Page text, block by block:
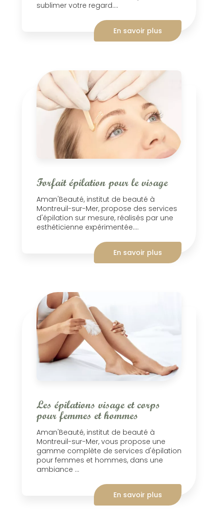
sublimer votre regard....
En savoir plus
Forfait épilation pour le visage
Aman'Beauté, institut de beauté à
Montreuil-sur-Mer, propose des services
d'épilation sur mesure, réalisés par une
esthéticienne expérimentée....
En savoir plus
Les épilations visage et corps
pour femmes et hommes
Aman'Beauté, institut de beauté à
Montreuil-sur-Mer, vous propose une
gamme complète de services d'épilation
pour femmes et hommes, dans une
ambiance ...
En savoir plus